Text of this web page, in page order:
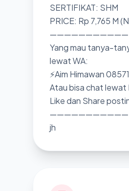
SERTIFIKAT: SHM
PRICE: Rp 7,765 M
———————————
Yang mau tanya-
lewat WA:
⚡Aim Himawan
Atau bisa chat lewat
Like dan Share
———————————
jh